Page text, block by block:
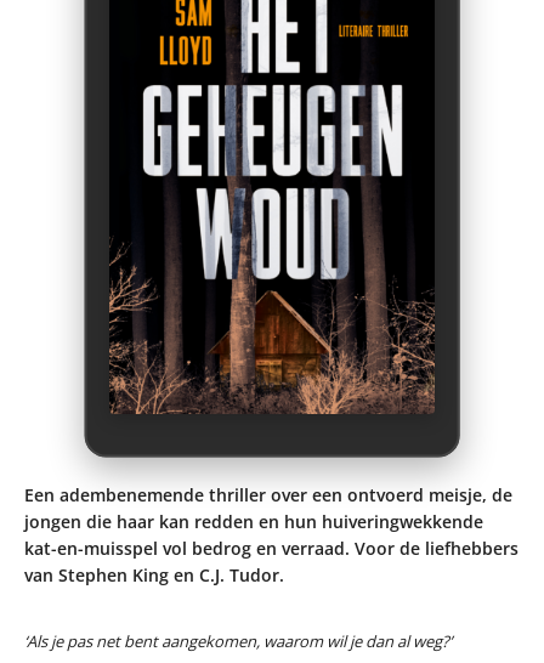
Een adembenemende thriller over een ontvoerd meisje, de
jongen die haar kan redden en hun huiveringwekkende
kat-en-muisspel vol bedrog en verraad. Voor de liefhebbers
van Stephen King en C.J. Tudor.
‘Als je pas net bent aangekomen, waarom wil je dan al weg?’